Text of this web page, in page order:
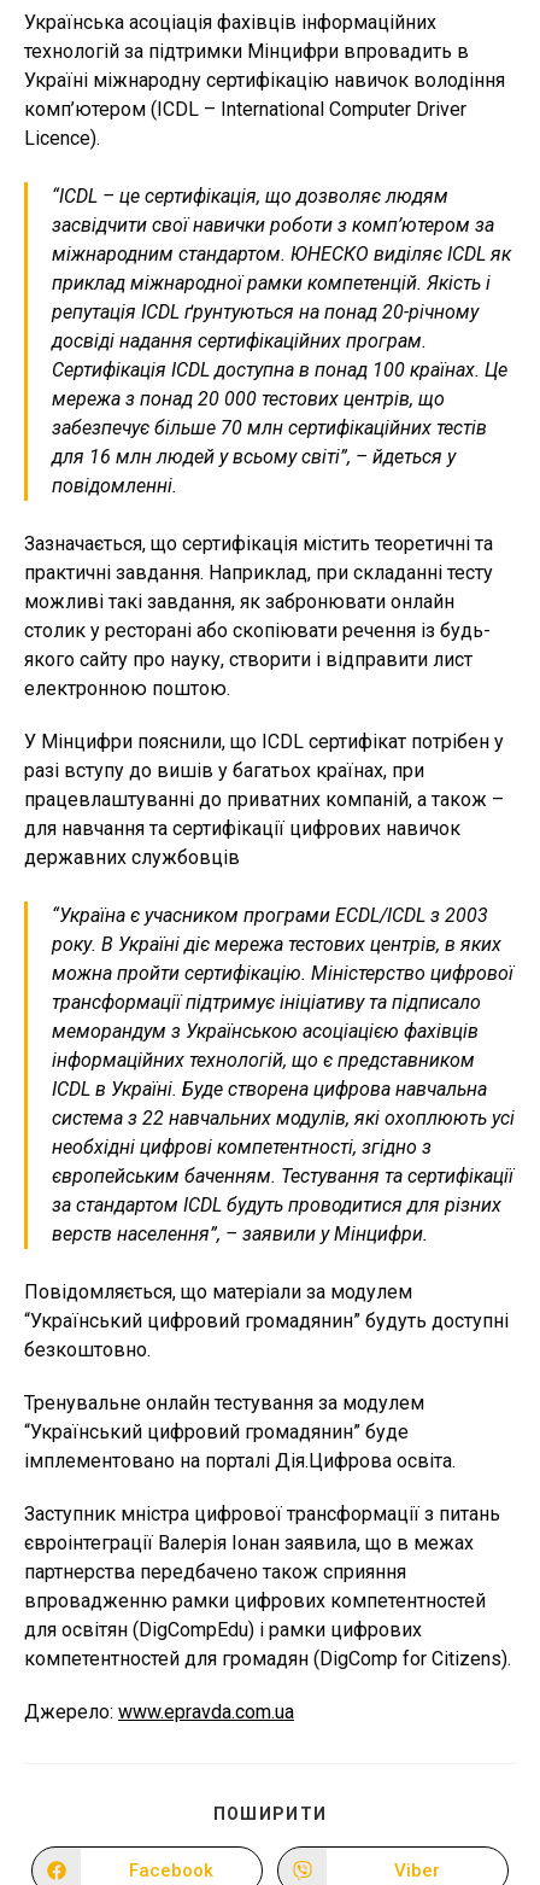
Українська асоціація фахівців інформаційних
технологій за підтримки Мінцифри впровадить в
Україні міжнародну сертифікацію навичок володіння
комп’ютером (ICDL – International Computer Driver
Licence).
“ICDL – це сертифікація, що дозволяє людям
засвідчити свої навички роботи з комп’ютером за
міжнародним стандартом. ЮНЕСКО виділяє ICDL як
приклад міжнародної рамки компетенцій. Якість і
репутація ICDL ґрунтуються на понад 20-річному
досвіді надання сертифікаційних програм.
Сертифікація ICDL доступна в понад 100 країнах. Це
мережа з понад 20 000 тестових центрів, що
забезпечує більше 70 млн сертифікаційних тестів
для 16 млн людей у всьому світі”, – йдеться у
повідомленні.
Зазначається, що сертифікація містить теоретичні та
практичні завдання. Наприклад, при складанні тесту
можливі такі завдання, як забронювати онлайн
столик у ресторані або скопіювати речення із будь-
якого сайту про науку, створити і відправити лист
електронною поштою.
У Мінцифри пояснили, що ICDL сертифікат потрібен у
разі вступу до вишів у багатьох країнах, при
працевлаштуванні до приватних компаній, а також –
для навчання та сертифікації цифрових навичок
державних службовців
“Україна є учасником програми ECDL/ICDL з 2003
року. В Україні діє мережа тестових центрів, в яких
можна пройти сертифікацію. Міністерство цифрової
трансформації підтримує ініціативу та підписало
меморандум з Українською асоціацією фахівців
інформаційних технологій, що є представником
ICDL в Україні. Буде створена цифрова навчальна
система з 22 навчальних модулів, які охоплюють усі
необхідні цифрові компетентності, згідно з
європейським баченням. Тестування та сертифікації
за стандартом ICDL будуть проводитися для різних
верств населення”, – заявили у Мінцифри.
Повідомляється, що матеріали за модулем
“Український цифровий громадянин” будуть доступні
безкоштовно.
Тренувальне онлайн тестування за модулем
“Український цифровий громадянин” буде
імплементовано на порталі Дія.Цифрова освіта.
Заступник мністра цифрової трансформації з питань
євроінтеграції Валерія Іонан заявила, що в межах
партнерства передбачено також сприяння
впровадженню рамки цифрових компетентностей
для освітян (DigCompEdu) і рамки цифрових
компетентностей для громадян (DigComp for Citizens).
Джерело: www.epravda.com.ua
ПОШИРИТИ
ВМІСТОМ
Відкрити
Facebook
Відкрити
Viber